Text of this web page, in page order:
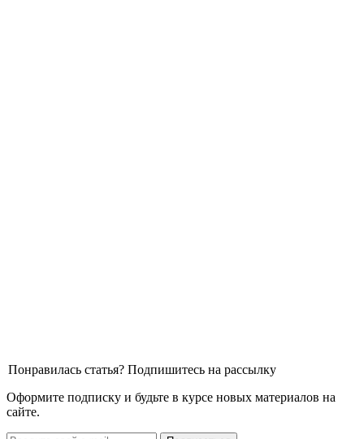
Понравилась статья? Подпишитесь на рассылку
Оформите подписку и будьте в курсе новых материалов на
сайте.